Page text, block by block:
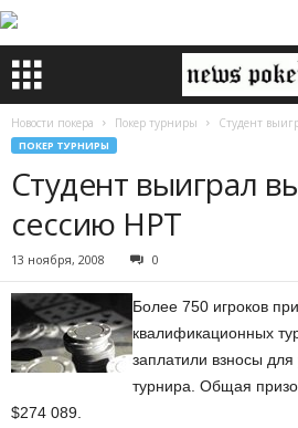
Новости покера Покер турниры Студент
ПОКЕР ТУРНИРЫ
Студент выиграл
сессию HPT
13 ноября, 2008 0
Более 750 игроков
квалификационных
заплатили взносы для
турнира. Общая
$274 089.